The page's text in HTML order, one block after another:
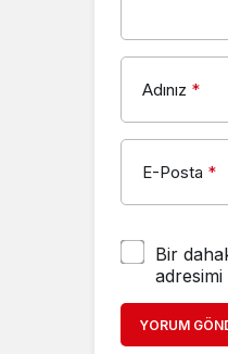
Adınız *
E-Posta *
Bir
adresimi
YORUM